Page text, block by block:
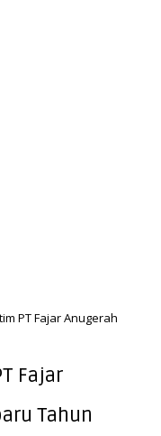
PT Fajar Anugerah
Fajar
Tahun